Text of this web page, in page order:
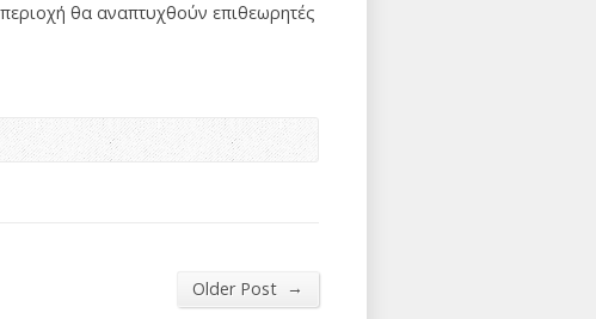
θα αναπτυχθούν επιθεωρητές
Older Post →